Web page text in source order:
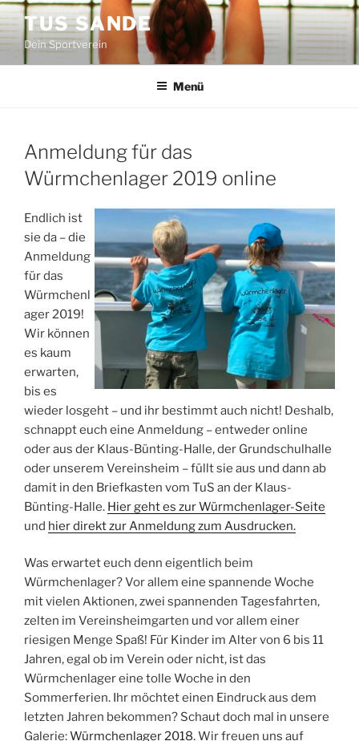
Zum
Inhalt
springen
TUS SANDE
Dein Sportverein
Menü
Anmeldung für das
Würmchenlager 2019 online
Endlich ist
sie da – die
Anmeldung
für das
Würmchenl
ager 2019!
Wir können
es kaum
erwarten,
bis es
wieder losgeht – und ihr bestimmt auch nicht! Deshalb,
schnappt euch eine Anmeldung – entweder online
oder aus der Klaus-Bünting-Halle, der Grundschulhalle
oder unserem Vereinsheim – füllt sie aus und dann ab
damit in den Briefkasten vom TuS an der Klaus-
Bünting-Halle. Hier geht es zur Würmchenlager-Seite
und hier direkt zur Anmeldung zum Ausdrucken.
Was erwartet euch denn eigentlich beim
Würmchenlager? Vor allem eine spannende Woche
mit vielen Aktionen, zwei spannenden Tagesfahrten,
zelten im Vereinsheimgarten und vor allem einer
riesigen Menge Spaß! Für Kinder im Alter von 6 bis 11
Jahren, egal ob im Verein oder nicht, ist das
Würmchenlager eine tolle Woche in den
Sommerferien. Ihr möchtet einen Eindruck aus dem
letzten Jahren bekommen? Schaut doch mal in unsere
Galerie:Würmchenlager 2018. Wir freuen uns auf